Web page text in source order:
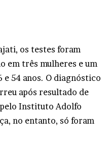
os testes foram
em três mulheres e um
54 anos. O diagnóstico
após resultado de
pelo Instituto Adolfo
no entanto, só foram